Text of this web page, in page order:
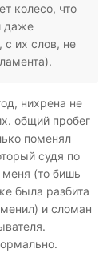
колесо, что
даже
с их слов, не
нихрена не
общий пробег
поменял
судя по
(то бишь
была разбита
и сломан